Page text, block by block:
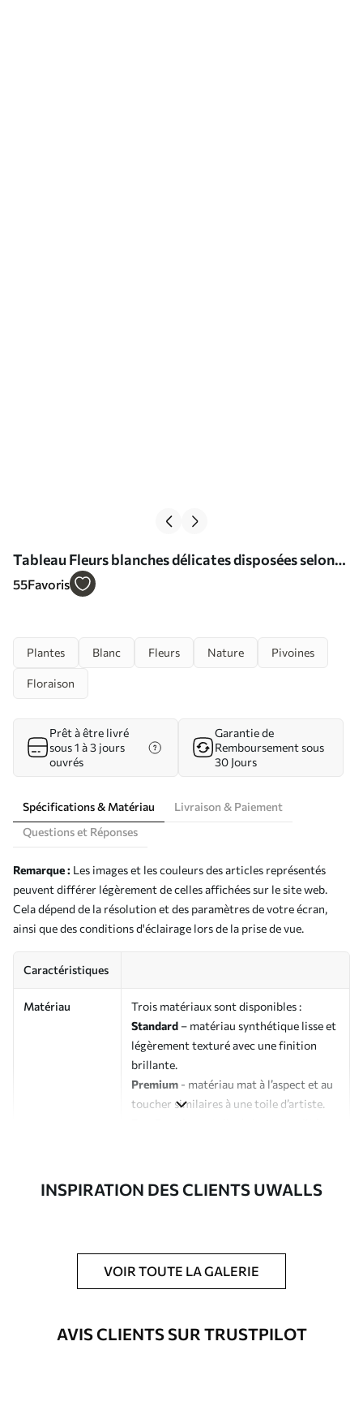
Tableau Fleurs blanches délicates disposées selon
un motif naturel et organique sur un fond clair Nr
55Favoris
Plantes Blanc Fleurs Nature Pivoines
Floraison
Prêt à être livré
sous 1 à 3 jours
ouvrés
Garantie de
Remboursement sous
30 Jours
Spécifications & Matériau
Livraison & Paiement
Questions et Réponses
Remarque : Les images et les couleurs des articles représentés
peuvent différer légèrement de celles affichées sur le site web.
Cela dépend de la résolution et des paramètres de votre écran,
ainsi que des conditions d'éclairage lors de la prise de vue.
Caractéristiques
Matériau
Trois matériaux sont disponibles :
Standard – matériau synthétique lisse et
légèrement texturé avec une finition
brillante.
Premium - matériau mat à l’aspect et au
toucher similaires à une toile d’artiste.
Possibilité d'ajouter un vernis
protecteur pour renforcer la durabilité
du tableau.
Matériaux disponibles
INSPIRATION DES CLIENTS UWALLS
VOIR TOUTE LA GALERIE
AVIS CLIENTS SUR TRUSTPILOT